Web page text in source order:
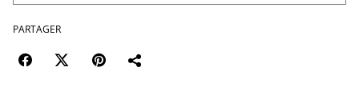
PARTAGER